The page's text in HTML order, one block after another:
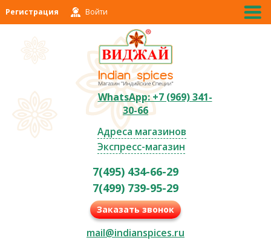
Регистрация Войти
WhatsApp: +7 (969) 341-
30-66
Адреса магазинов
Экспресс-магазин
7(495) 434-66-29
7(499) 739-95-29
Заказать звонок
mail@indianspices.ru